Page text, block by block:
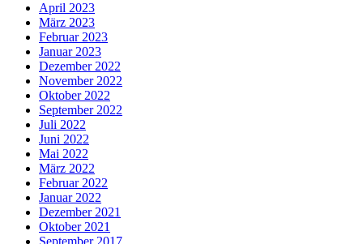
April 2023
März 2023
Februar 2023
Januar 2023
Dezember 2022
November 2022
Oktober 2022
September 2022
Juli 2022
Juni 2022
Mai 2022
März 2022
Februar 2022
Januar 2022
Dezember 2021
Oktober 2021